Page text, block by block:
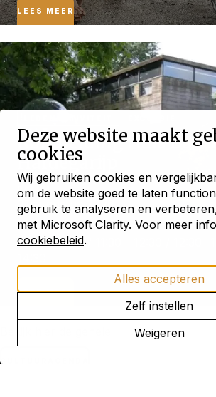
Deze website maakt
cookies
Wij gebruiken cookies en
om de website goed te laten
gebruik te analyseren en
met Microsoft Clarity. Voor meer
cookiebeleid.
Alles accepteren
Weigeren
Zelf instellen
LEES MEER
Rondleiding Huis
Hardegarijp
DATUM
21 augustus 2026
TIJD
10:30 - 11:30 / 11:30 - 12:30 / 12:30 -
LEES MEER
CULTUURAGENDA